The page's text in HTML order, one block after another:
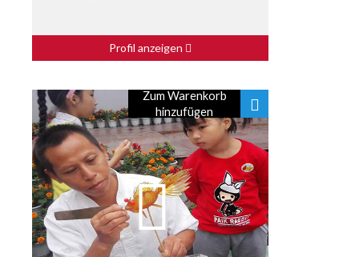
Profil anzeigen
Zum Warenkorb
hinzufügen